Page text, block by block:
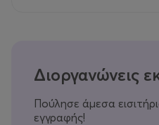
Διοργανώνεις
Πούλησε άμεσα
εγγραφής!